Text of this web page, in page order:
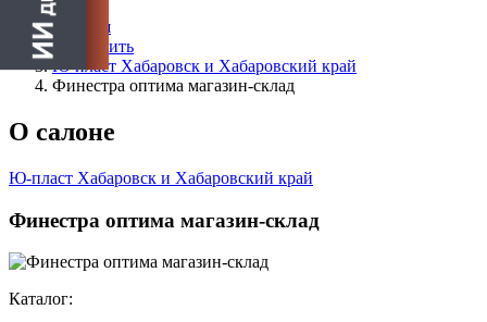
Главная
Где купить
Ю-пласт Хабаровск и Хабаровский край
Финестра оптима магазин-склад
О салоне
Ю-пласт Хабаровск и Хабаровский край
Финестра оптима магазин-склад
Каталог: